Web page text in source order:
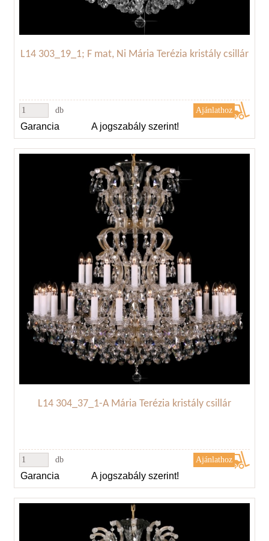
L14 303_19_1; F mat, Ni Mária Terézia kristály csillár
db
Garancia A jogszabály szerint!
L14 304_37_1-A Mária Terézia kristály csillár
db
Garancia A jogszabály szerint!